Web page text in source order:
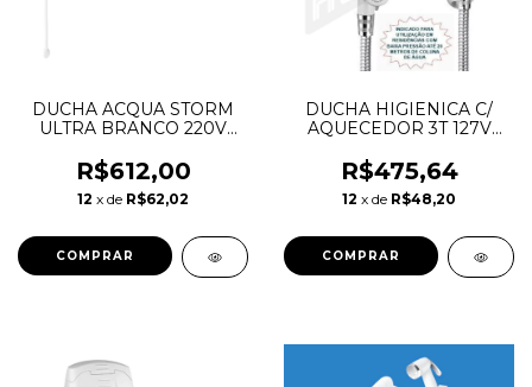
DUCHA ACQUA STORM
ULTRA BRANCO 220V
R$612,00
12 x de R$62,02
DUCHA HIGIENICA C/
AQUECEDOR 3T 127V
R$475,64
12 x de R$48,20